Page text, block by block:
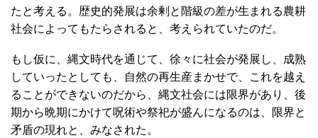
たと考える。歴史的発展は余剰と階級の差が生まれる農耕
社会によってもたらされると、考えられていたのだ。
もし仮に、縄文時代を通じて、徐々に社会が発展し、成熟
していったとしても、自然の再生産まかせで、これを越え
ることができないのだから、縄文社会には限界があり、後
期から晩期にかけて呪術や祭祀が盛んになるのは、限界と
矛盾の現れと、みなされた。